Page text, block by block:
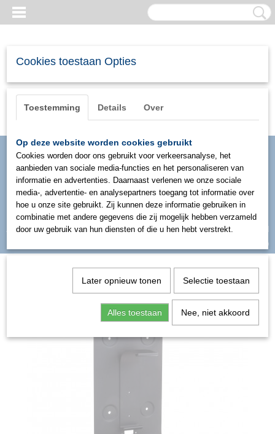
Inloggen Registreren
UW WINKELWAGEN
(0)
Cookies toestaan Opties
Toestemming Details Over
Op deze website worden cookies gebruikt
Cookies worden door ons gebruikt voor verkeersanalyse, het
aanbieden van sociale media-functies en het personaliseren van
informatie en advertenties. Daarnaast verlenen we onze sociale
media-, advertentie- en analysepartners toegang tot informatie over
hoe u onze site gebruikt. Zij kunnen deze informatie gebruiken in
combinatie met andere gegevens die zij mogelijk hebben verzameld
door uw gebruik van hun diensten of die u hen hebt verstrekt.
Later opnieuw tonen Selectie toestaan
Alles toestaan Nee, niet akkoord